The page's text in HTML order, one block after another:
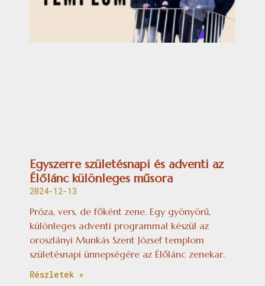
Egyszerre születésnapi és adventi az
Élőlánc különleges műsora
2024-12-13
Próza, vers, de főként zene. Egy gyönyörű,
különleges adventi programmal készül az
oroszlányi Munkás Szent József templom
születésnapi ünnepségére az Élőlánc zenekar.
Részletek »